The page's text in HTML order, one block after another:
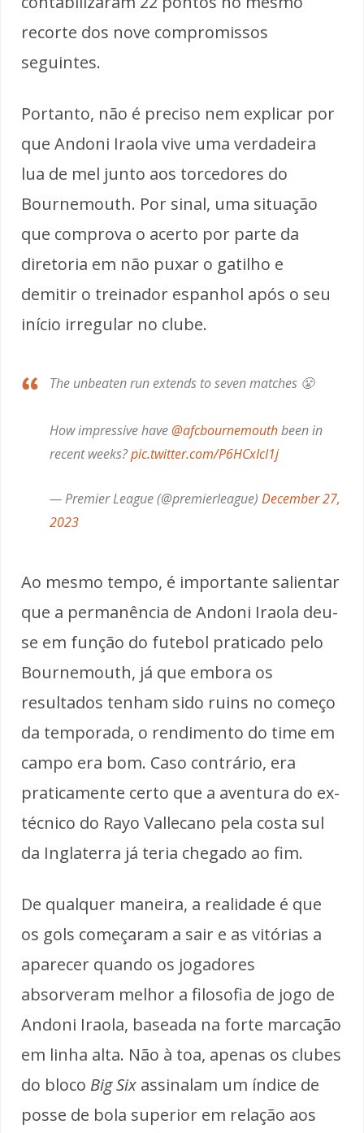
recorte dos nove compromissos
seguintes.
Portanto, não é preciso nem explicar por
que Andoni Iraola vive uma verdadeira
lua de mel junto aos torcedores do
Bournemouth. Por sinal, uma situação
que comprova o acerto por parte da
diretoria em não puxar o gatilho e
demitir o treinador espanhol após o seu
início irregular no clube.
The unbeaten run extends to seven matches 😤
How impressive have@afcbournemouthbeen in
recent weeks?pic.twitter.com/P6HCxIcI1j
— Premier League (@premierleague) December 27,
2023
Ao mesmo tempo, é importante salientar
que a permanência de Andoni Iraola deu-
se em função do futebol praticado pelo
Bournemouth, já que embora os
resultados tenham sido ruins no começo
da temporada, o rendimento do time em
campo era bom. Caso contrário, era
praticamente certo que a aventura do ex-
técnico do Rayo Vallecano pela costa sul
da Inglaterra já teria chegado ao fim.
De qualquer maneira, a realidade é que
os gols começaram a sair e as vitórias a
aparecer quando os jogadores
absorveram melhor a filosofia de jogo de
Andoni Iraola, baseada na forte marcação
em linha alta. Não à toa, apenas os clubes
do bloco Big Six assinalam um índice de
posse de bola superior em relação aos